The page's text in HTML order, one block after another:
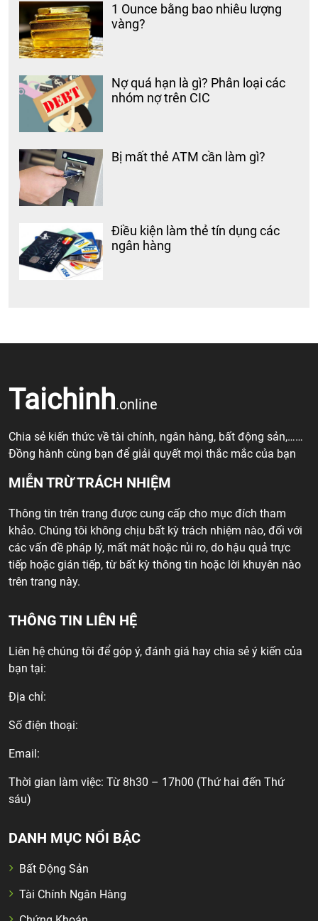
1 Ounce bằng bao nhiêu lượng
vàng?
Nợ quá hạn là gì? Phân loại các
nhóm nợ trên CIC
Bị mất thẻ ATM cần làm gì?
Điều kiện làm thẻ tín dụng các
ngân hàng
Taichinh.online
Chia sẻ kiến thức về tài chính, ngân hàng, bất động sản,……
Đồng hành cùng bạn để giải quyết mọi thắc mắc của bạn
MIỄN TRỪ TRÁCH NHIỆM
Thông tin trên trang được cung cấp cho mục đích tham
khảo. Chúng tôi không chịu bất kỳ trách nhiệm nào, đối với
các vấn đề pháp lý, mất mát hoặc rủi ro, do hậu quả trực
tiếp hoặc gián tiếp, từ bất kỳ thông tin hoặc lời khuyên nào
trên trang này.
THÔNG TIN LIÊN HỆ
Liên hệ chúng tôi để góp ý, đánh giá hay chia sẻ ý kiến của
bạn tại:
Địa chỉ:
Số điện thoại:
Email:
Thời gian làm việc: Từ 8h30 – 17h00 (Thứ hai đến Thứ
sáu)
DANH MỤC NỔI BẬC
Bất Động Sản
Tài Chính Ngân Hàng